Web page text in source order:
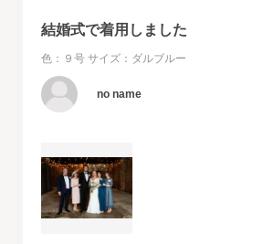
結婚式で着用しました
色：９号 サイズ：ダルブルー
no name